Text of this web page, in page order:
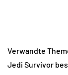
Verwandte
Jedi Survivor